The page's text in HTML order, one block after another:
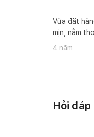
Vừa đặt
mịn, nằm
4 năm
Hỏi đáp